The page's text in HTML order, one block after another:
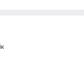
+38 (067)
нам коментарі та
Спасибі!